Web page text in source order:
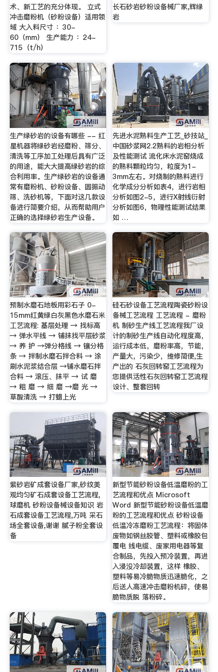
术、新工艺的充分体现。 立式
冲击磨粉机（砂粉设备）适用领
域 大入料尺寸 ：30-
60（mm） 生产能力 ：24-
715（t/h）
长石砂岩砂粉设备械厂家,辉绿
岩
生产绿砂岩的设备有哪些 -- 红
星机器将绿砂岩经磨粉、筛分、
清洗等工序加工处理后具有广泛
的用途，能大大提高绿砂岩的综
合利用率。生产绿砂岩的设备通
常有磨粉机、砂粉设备、圆振动
筛、洗砂机等，下面对这几款设
备进行简要介绍，从而帮助用户
正确的选择绿砂岩生产设备。
先进水泥熟料生产工艺_砂技站_
中国砂浆网2.2熟料的岩相分析
及性能测试 流化床水泥窑烧成
的熟料颗粒均匀，粒度为1-
3mm左右。对烧制的熟料进行
化学成分分析如表4，进行岩相
分析如图2-5，进行X射线衍射
分析如图6，物理性能测试结果
如 …
预制水磨石地板用彩石子 0-
15mm红黄绿白灰黑色水磨石米
工艺流程: 基层处理 → 找标高
→ 弹水平线 → 铺抹找平层砂浆
→ 养 护 →弹分格线 → 镶分格
条 → 拌制水磨石拌合料 → 涂
刷水泥浆结合层 →铺水磨石拌
合料 → 滚压、抹平 → 试 磨
→ 粗 磨 → 细 磨 →磨 光 →
草酸清洗 → 打蜡上光
硅石砂设备工艺流程陶瓷砂粉设
备械工艺流程 工艺流程 - 磨粉
机 制砂生产线工艺流程我厂设
计的制砂生产线自动化程度高，
运行成本低，磨粉率高，节能，
产量大，污染少，维修简便,生
产出的 石灰回转窑工艺流程为
您提供活性石灰回转窑工艺流程
设计、整套回转
紫砂岩矿成套设备厂家,砂纹美
观均匀矿石成套设备工艺流程,
球磨机 砂粉设备械设备知识 岩
石成套设备工艺流程,万吨 采石
场全套设备,谢谢 腻子粉全套设
备
新型节能砂粉设备低温磨粉的工
艺流程和优点 Microsoft
Word 新型节能砂粉设备低温磨
粉的工艺流程和优点 砂粉设备
低温冷冻磨粉工艺流程：将固体
废物如钢丝胶管、塑料或橡胶包
覆电 线电缆、废家用电器等复
合制品，先投入预冷装置，再进
入浸没冷却装置，这样 橡胶、
塑料等易冷脆物质迅速脆化，之
后送人高速冲击磨粉机碎，使易
脆物质脱 落粉碎。